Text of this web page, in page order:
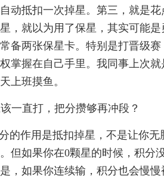
动抵扣一次掉星。第三，就是花
，就以为用了保星，其实可能是
备两张保星卡。特别是打晋级赛
掌握在自己手里。我同事上次就
上班摸鱼。
一直打，把分攒够再冲段？
的作用是抵扣掉星，不是让你无
但如果你在0颗星的时候，积分
，如果你连续输，积分也会慢慢